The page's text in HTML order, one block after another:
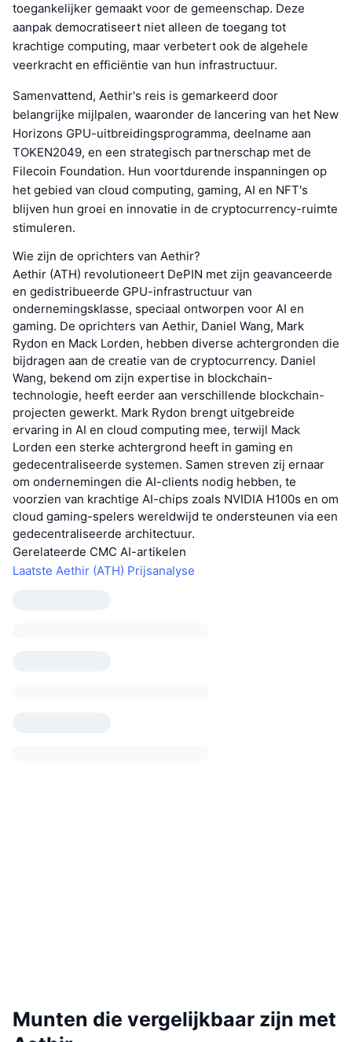
toegankelijker gemaakt voor de gemeenschap. Deze
aanpak democratiseert niet alleen de toegang tot
krachtige computing, maar verbetert ook de algehele
veerkracht en efficiëntie van hun infrastructuur.
Samenvattend, Aethir's reis is gemarkeerd door
belangrijke mijlpalen, waaronder de lancering van het New
Horizons GPU-uitbreidingsprogramma, deelname aan
TOKEN2049, en een strategisch partnerschap met de
Filecoin Foundation. Hun voortdurende inspanningen op
het gebied van cloud computing, gaming, AI en NFT's
blijven hun groei en innovatie in de cryptocurrency-ruimte
stimuleren.
Wie zijn de oprichters van Aethir?
Aethir (ATH) revolutioneert DePIN met zijn geavanceerde
en gedistribueerde GPU-infrastructuur van
ondernemingsklasse, speciaal ontworpen voor AI en
gaming. De oprichters van Aethir, Daniel Wang, Mark
Rydon en Mack Lorden, hebben diverse achtergronden die
bijdragen aan de creatie van de cryptocurrency. Daniel
Wang, bekend om zijn expertise in blockchain-
technologie, heeft eerder aan verschillende blockchain-
projecten gewerkt. Mark Rydon brengt uitgebreide
ervaring in AI en cloud computing mee, terwijl Mack
Lorden een sterke achtergrond heeft in gaming en
gedecentraliseerde systemen. Samen streven zij ernaar
om ondernemingen die AI-clients nodig hebben, te
voorzien van krachtige AI-chips zoals NVIDIA H100s en om
cloud gaming-spelers wereldwijd te ondersteunen via een
gedecentraliseerde architectuur.
Gerelateerde CMC AI-artikelen
Laatste Aethir (ATH) Prijsanalyse
Munten die vergelijkbaar zijn met